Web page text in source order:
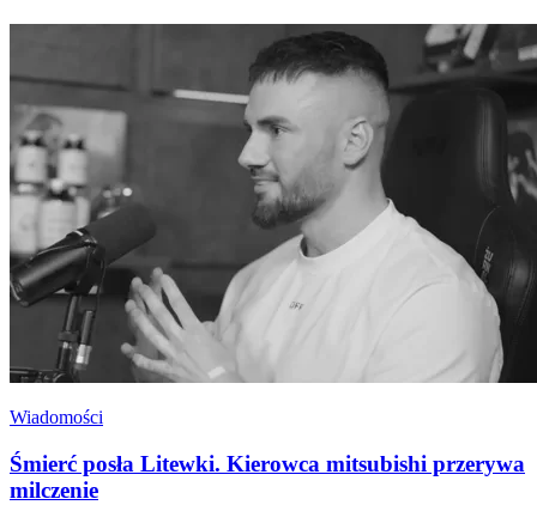
Wiadomości
Śmierć posła Litewki. Kierowca mitsubishi przerywa
milczenie